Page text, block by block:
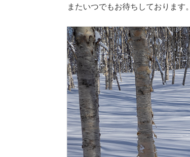
またいつでもお待ちしております。